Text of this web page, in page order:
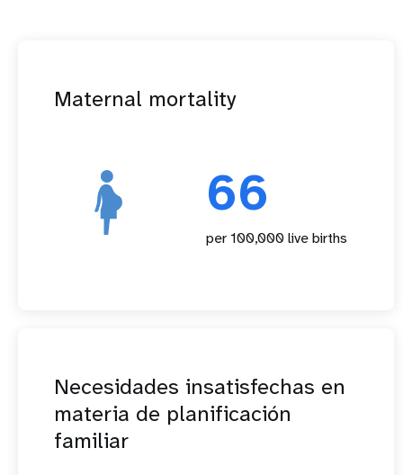
Maternal mortality
66
per 100,000 live births
Necesidades insatisfechas en
materia de planificación
familiar